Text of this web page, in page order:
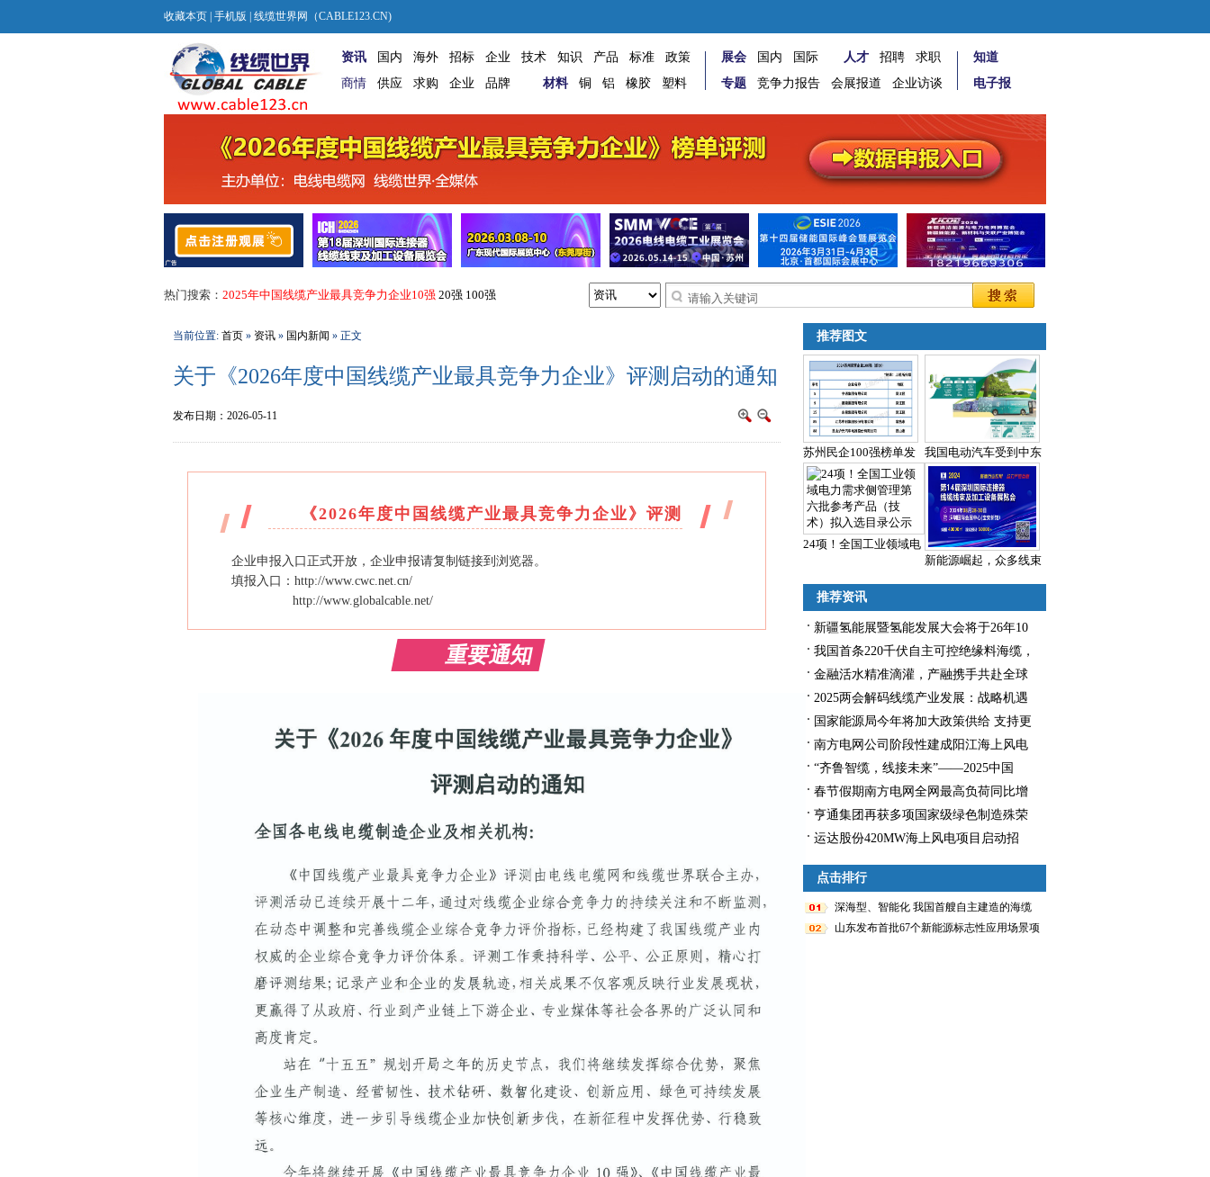
收藏本页 手机版 | 线缆世界网（CABLE123.CN)
资讯 国内 海外 招标 企业 技术 知识 产品 标准
政策
商情
供应 求购 企业 品牌 材料 铜 铝 橡胶 塑料
展会 国内 国际 人才 招聘
求职
专题
竞争力报告 会展报道 企业访谈
知道
电子报
热门搜索： 2025年中国线缆产业最具竞争力企业10强 20强 100强
当前位置: 首页 » 资讯 » 国内新闻 » 正文
关于《2026年度中国线缆产业最具竞争力企业》评测启动的通知
发布日期：2026-05-11
《2026年度中国线缆产业最具竞争力企业》评测
企业申报入口正式开放，企业申报请复制链接到浏览器。
填报入口：http://www.cwc.net.cn/
http://www.globalcable.net/
重要通知
推荐图文
苏州民企100强榜单发 我国电动汽车受到中东
24项！全国工业领域电
新能源崛起，众多线束
推荐资讯
新疆氢能展暨氢能发展大会将于26年10
月举办
我国首条220千伏自主可控绝缘料海缆，
成功送电！
金融活水精准滴灌，产融携手共赴全球
2025两会解码线缆产业发展：战略机遇
与创新升级
国家能源局今年将加大政策供给 支持更
多民企参与能源项目开发建设
南方电网公司阶段性建成阳江海上风电
和储能示范区
“齐鲁智缆，线接未来”——2025中国
（山东）国际线缆/线材工业及智能制造
展览会
春节假期南方电网全网最高负荷同比增
长8.9%
亨通集团再获多项国家级绿色制造殊荣
运达股份420MW海上风电项目启动招
标！
点击排行
深海型、智能化 我国首艘自主建造的海缆
施工船入列
山东发布首批67个新能源标志性应用场景项